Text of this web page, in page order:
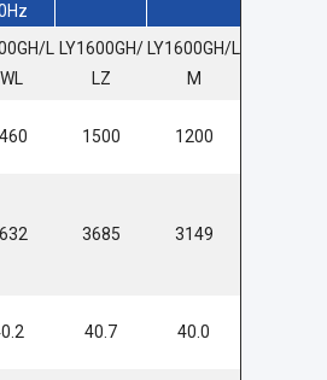
L LY1600GH/
LZ
LY1600GH/L
M
1500 1200
3685 3149
40.7 40.0